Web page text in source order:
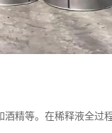
精等。在稀释液全过